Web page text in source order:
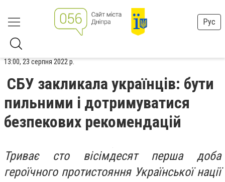
Рус
13:00, 23 серпня 2022 р.
СБУ закликала українців: бути
пильними і дотримуватися
безпекових рекомендацій
Триває сто вісімдесят перша доба
героїчного протистояння Української нації